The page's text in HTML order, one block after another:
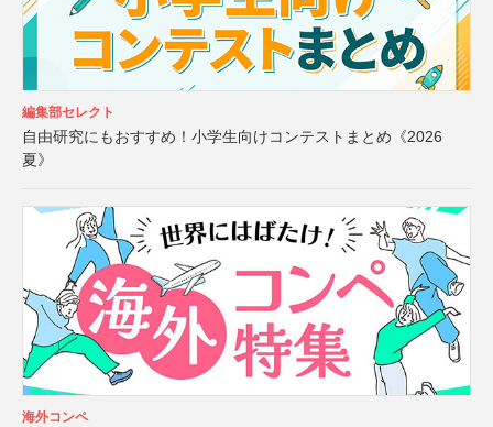
編集部セレクト
自由研究にもおすすめ！小学生向けコンテストまとめ《2026
夏》
海外コンペ